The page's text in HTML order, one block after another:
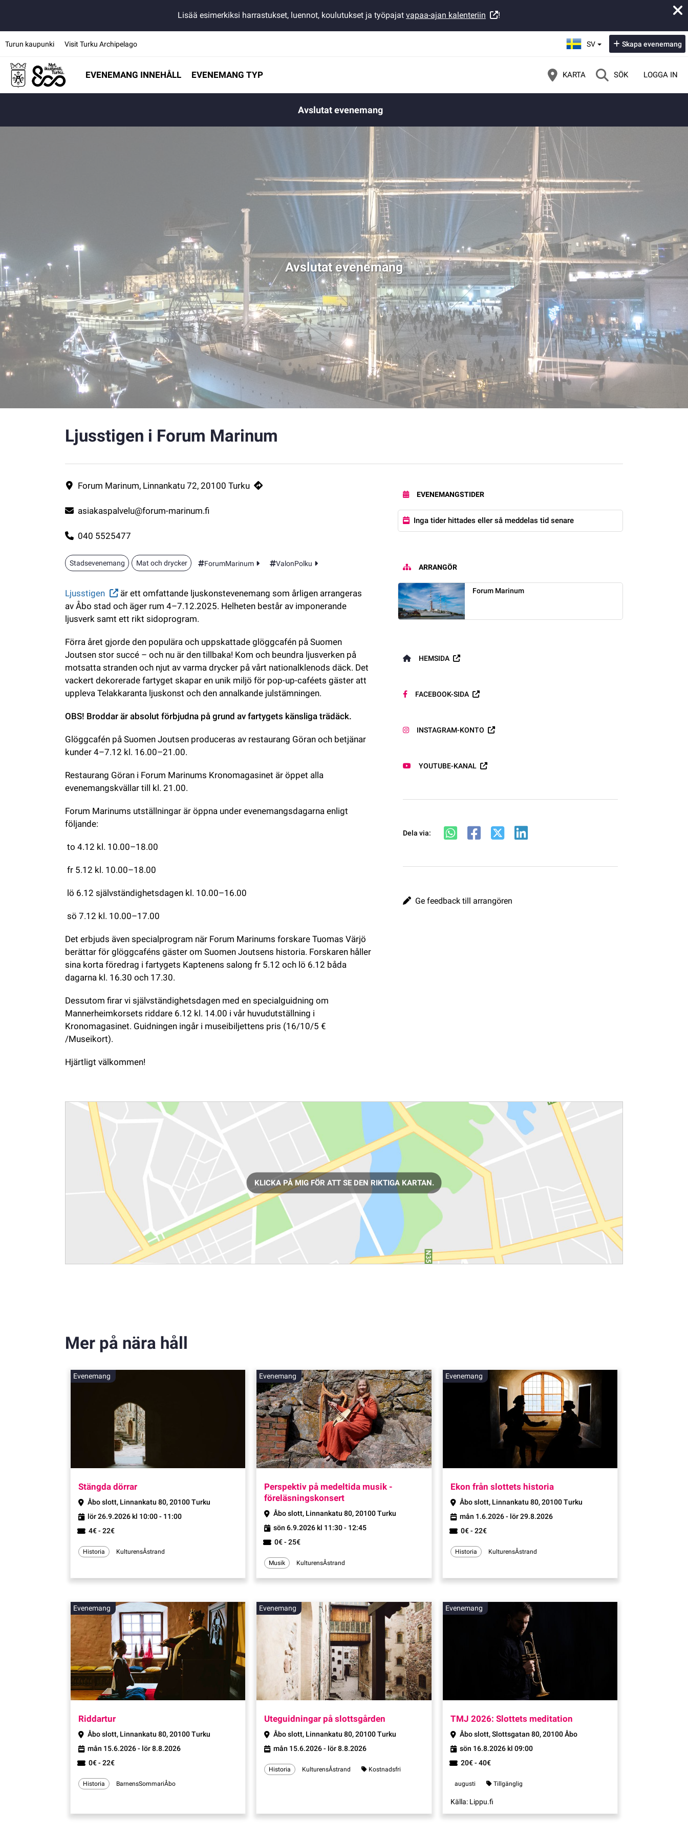
Lisää esimerkiksi harrastukset, luennot, koulutukset ja työpajat vapaa-ajan kalenteriin !
Turun kaupunki Visit Turku Archipelago SV Skapa evenemang
EVENEMANG INNEHÅLL EVENEMANG TYP KARTA SÖK LOGGA IN
Avslutat evenemang
Avslutat evenemang
Ljusstigen i Forum Marinum
En rykande glögg avnjuten på museifartyget Suomen Joutsens däck och utsikten från paradplatsen mot verket Shifting Cranes gör Forum Marinum till en av huvudscenerna för evenemanget
Kontaktuppgifter
Forum Marinum, Linnankatu 72, 20100 Turku
asiakaspalvelu@forum-marinum.fi
040 5525477
Stadsevenemang Mat och drycker ForumMarinum ValonPolku
Ljusstigen
är ett omfattande ljuskonstevenemang som årligen arrangeras
av Åbo stad och äger rum 4–7.12.2025. Helheten består av imponerande
ljusverk samt ett rikt sido­program.
Förra året gjorde den populära och uppskattade glöggcafén på Suomen
Joutsen stor succé – och nu är den tillbaka! Kom och beundra ljusverken på
motsatta stranden och njut av varma drycker på vårt nationalklenods däck. Det
vackert dekorerade fartyget skapar en unik miljö för pop-up-caféets gäster att
uppleva Telakkaranta ljuskonst och den annalkande julstämningen.
OBS! Broddar är absolut förbjudna på grund av fartygets känsliga trädäck.
Glöggcafén på Suomen Joutsen produceras av restaurang Göran och betjänar
kunder 4–7.12 kl. 16.00–21.00.
Restaurang Göran i Forum Marinums Kronomagasinet är öppet alla
evenemangskvällar till kl. 21.00.
Forum Marinums utställningar är öppna under evenemangsdagarna enligt
följande:
to 4.12 kl. 10.00–18.00
fr 5.12 kl. 10.00–18.00
lö 6.12 självständighetsdagen kl. 10.00–16.00
sö 7.12 kl. 10.00–17.00
Det erbjuds även specialprogram när Forum Marinums forskare Tuomas Värjö
berättar för glöggcaféns gäster om Suomen Joutsens historia. Forskaren håller
sina korta föredrag i fartygets Kaptenens salong fr 5.12 och lö 6.12 båda
dagarna kl. 16.30 och 17.30.
Dessutom firar vi självständighetsdagen med en specialguidning om
Mannerheimkorsets riddare 6.12 kl. 14.00 i vår huvudutställning i
Kronomagasinet. Guidningen ingår i museibiljettens pris (16/10/5 €
/Museikort).
Hjärtligt välkommen!
EVENEMANGSTIDER
Inga tider hittades eller så meddelas tid senare
ARRANGÖR
Forum Marinum
HEMSIDA
FACEBOOK-SIDA
INSTAGRAM-KONTO
YOUTUBE-KANAL
Dela via:
Ge feedback till arrangören
Rutt
KLICKA PÅ MIG FÖR ATT SE DEN RIKTIGA KARTAN.
Mer på nära håll
Evenemang
Stängda dörrar
Åbo slott, Linnankatu 80, 20100 Turku
lör 26.9.2026 kl 10:00 - 11:00
4€ - 22€
Historia KulturensÅstrand
Evenemang
Perspektiv på medeltida musik -
föreläsningskonsert
Åbo slott, Linnankatu 80, 20100 Turku
sön 6.9.2026 kl 11:30 - 12:45
0€ - 25€
Musik KulturensÅstrand
Evenemang
Ekon från slottets historia
Åbo slott, Linnankatu 80, 20100 Turku
mån 1.6.2026 - lör 29.8.2026
0€ - 22€
Historia KulturensÅstrand
Evenemang
Riddartur
Åbo slott, Linnankatu 80, 20100 Turku
mån 15.6.2026 - lör 8.8.2026
0€ - 22€
Historia BarnensSommariÅbo
Evenemang
Uteguidningar på slottsgården
Åbo slott, Linnankatu 80, 20100 Turku
mån 15.6.2026 - lör 8.8.2026
Historia KulturensÅstrand Kostnadsfri
Evenemang
TMJ 2026: Slottets meditation
Åbo slott, Slottsgatan 80, 20100 Åbo
sön 16.8.2026 kl 09:00
20€ - 40€
augusti Tillgänglig
Källa: Lippu.fi